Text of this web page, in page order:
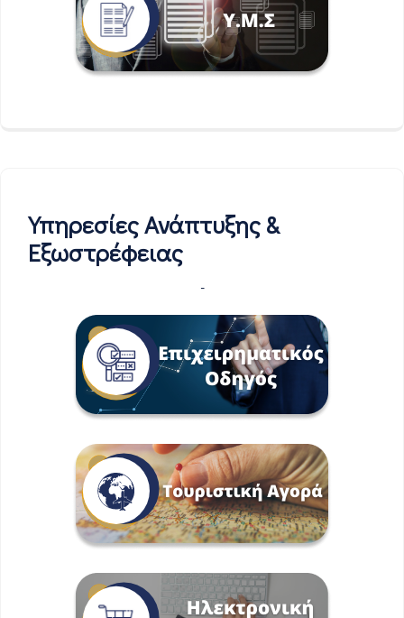
Υπηρεσίες Ανάπτυξης &
Εξωστρέφειας
-